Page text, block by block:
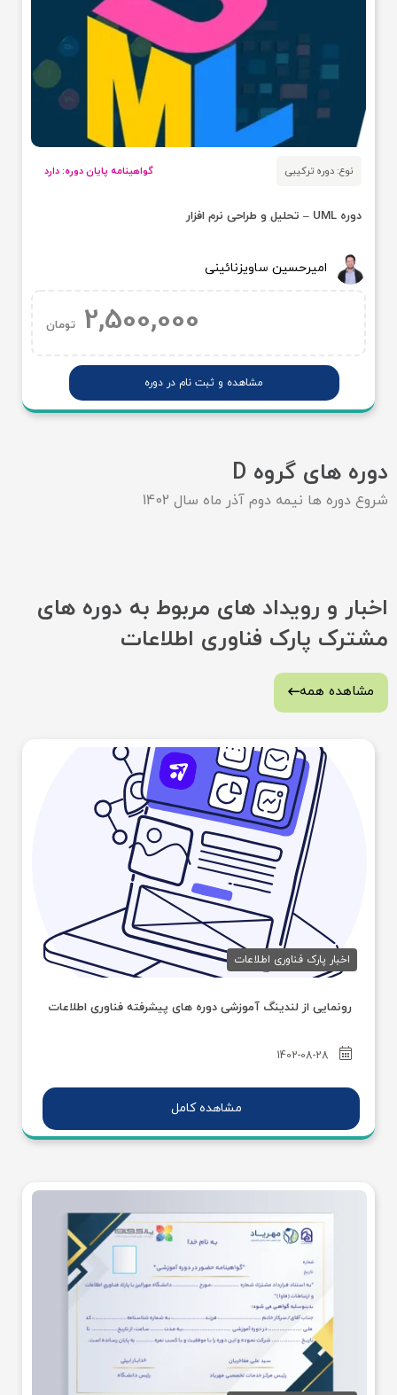
نوع: دوره ترکیبی گواهینامه پایان دوره: دارد
دوره UML – تحلیل و طراحی نرم افزار
امیرحسین ساویزنائینی
2,500,000 تومان
مشاهده و ثبت نام در دوره
دوره های گروه D
شروع دوره ها نیمه دوم آذر ماه سال 1402
اخبار و رویداد های مربوط به دوره های
مشترک پارک فناوری اطلاعات
مشاهده همه
اخبار پارک فناوری اطلاعات
رونمایی از لندینگ آموزشی دوره های پیشرفته فناوری اطلاعات
مشاهده کامل